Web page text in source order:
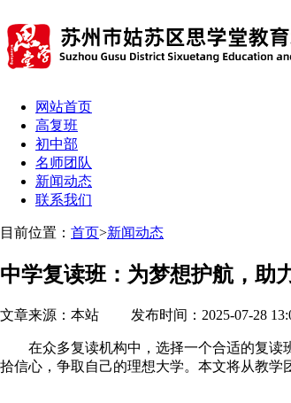
网站首页
高复班
初中部
名师团队
新闻动态
联系我们
目前位置： 首页>新闻动态
中学复读班：为梦想护航，助
文章来源：本站 发布时间：2025-07-28
在众多复读机构中，选择一个合适的复读班
拾信心，争取自己的理想大学。本文将从教学